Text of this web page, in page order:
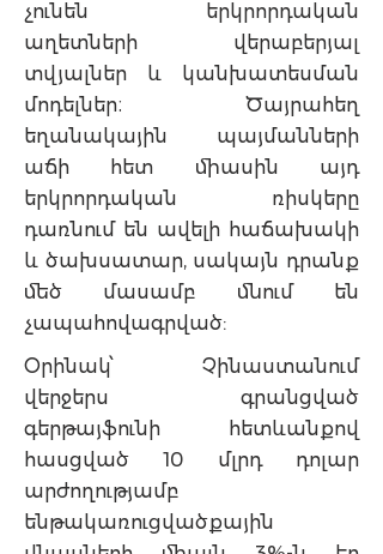
չունեն երկրորդական
աղետների վերաբերյալ
տվյալներ և կանխատեսման
մոդելներ։ Ծայրահեղ
եղանակային պայմանների
աճի հետ միասին այդ
երկրորդական ռիսկերը
դառնում են ավելի հաճախակի
և ծախսատար, սակայն դրանք
մեծ մասամբ մնում են
չապահովագրված:
Օրինակ՝ Չինաստանում
վերջերս գրանցված
գերթայֆունի հետևանքով
հասցված 10 մլրդ դոլար
արժողությամբ
ենթակառուցվածքային